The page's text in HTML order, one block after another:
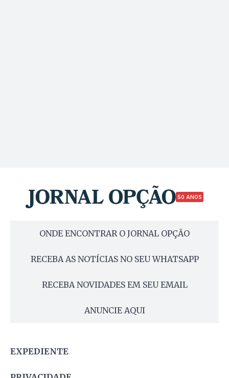
50 ANOS
ONDE ENCONTRAR O JORNAL OPÇÃO
RECEBA AS NOTÍCIAS NO SEU WHATSAPP
RECEBA NOVIDADES EM SEU EMAIL
ANUNCIE AQUI
EXPEDIENTE